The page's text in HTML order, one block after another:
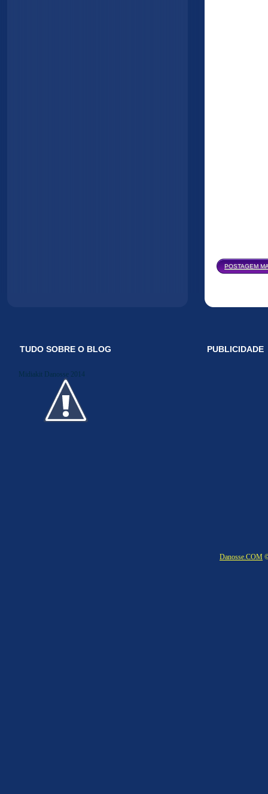
POSTAGEM
TUDO SOBRE O BLOG
Midiakit Danosse 2014
PUBLICIDADE
Danosse.COM